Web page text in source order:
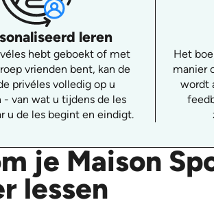
leren
hebt geboekt of met
vrienden bent, kan de
privéles volledig op u
van wat u tijdens de les
u de les begint en eindigt.
Het
manier
wordt
je Maison
lessen